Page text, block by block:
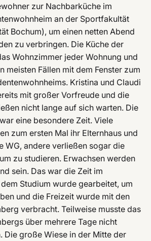
zur Nachbarküche im
an der Sportfakultät
Bochum), um einen netten Abend
zu verbringen. Die Küche der
Wohnzimmer jeder Wohnung und
meisten Fällen mit dem Fenster zum
Kristina und Claudi
mit großer Vorfreude und die
nicht lange auf sich warten. Die
eine besondere Zeit. Viele
zum ersten Mal ihr Elternhaus und
WG, andere verließen sogar die
zu studieren. Erwachsen werden
sein. Das war die Zeit im
Studium wurde gearbeitet, um
und die Freizeit wurde mit den
verbracht. Teilweise musste das
über mehrere Tage nicht
Die große Wiese in der Mitte der